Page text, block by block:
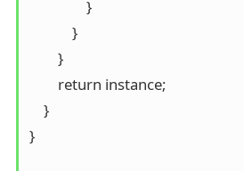
                }
            }
        }
        return instance;
    }
}